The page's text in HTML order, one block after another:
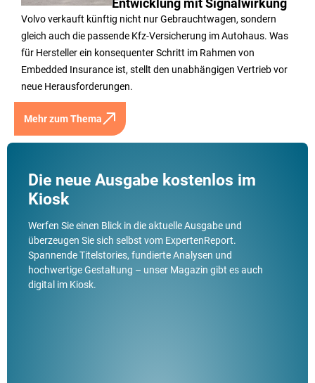
Entwicklung mit Signalwirkung
Volvo verkauft künftig nicht nur Gebrauchtwagen, sondern
gleich auch die passende Kfz-Versicherung im Autohaus. Was
für Hersteller ein konsequenter Schritt im Rahmen von
Embedded Insurance ist, stellt den unabhängigen Vertrieb vor
neue Herausforderungen.
Mehr zum Thema
Die neue Ausgabe kostenlos im
Kiosk
Werfen Sie einen Blick in die aktuelle Ausgabe und
überzeugen Sie sich selbst vom ExpertenReport.
Spannende Titelstories, fundierte Analysen und
hochwertige Gestaltung – unser Magazin gibt es auch
digital im Kiosk.